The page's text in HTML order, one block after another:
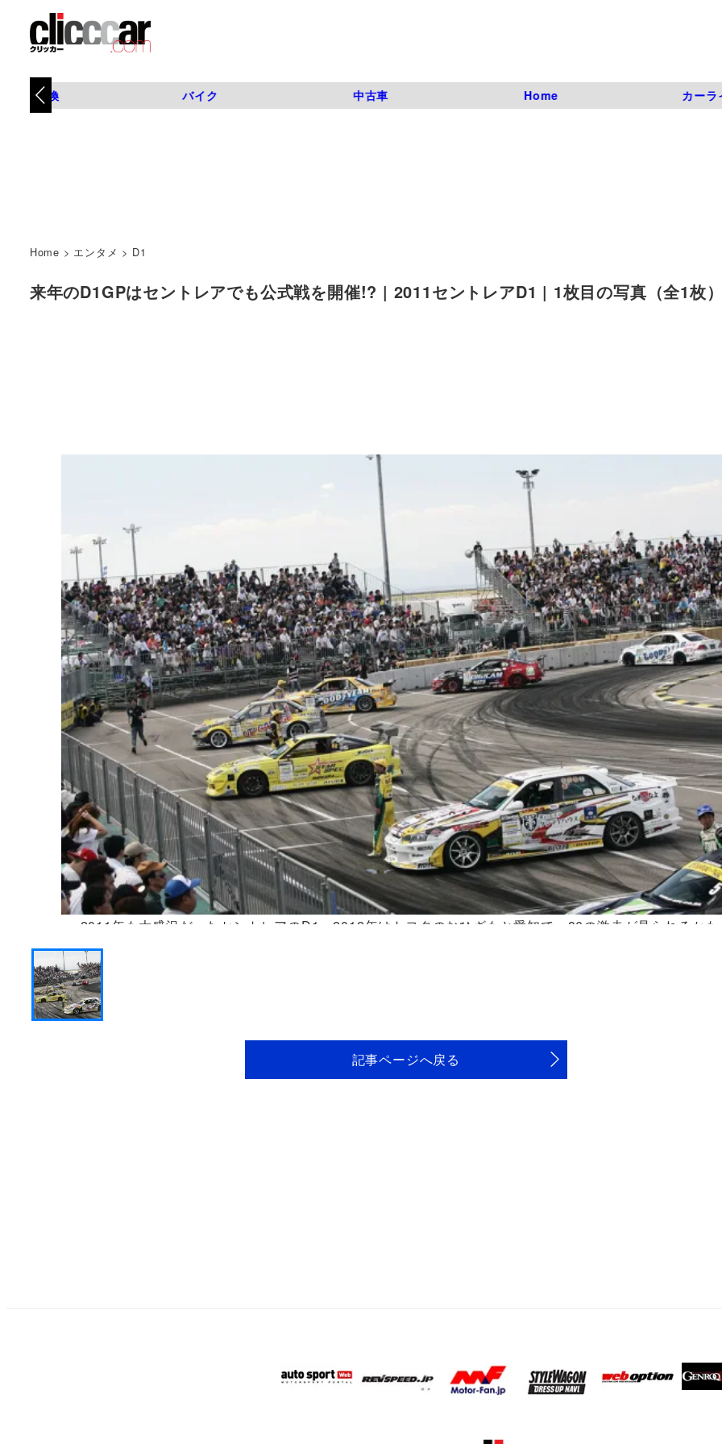
タイヤ交換 バイク 中古車 Home カーラ
Home > エンタメ > D1
来年のD1GPはセントレアでも公式戦を開催!? | 2011セントレアD1 | 1枚目の写真（全1枚
2011年も大盛況だったセントレアのD1。2012年はトヨタのおひざもと愛知で、86の激走が見られるか
記事ページへ戻る